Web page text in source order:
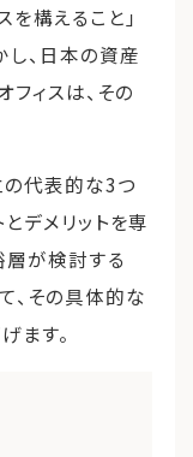
構えること」
し、日本の資産
ィスは、その
の代表的な3つ
デメリットを専
層が検討する
、その具体的な
ます。